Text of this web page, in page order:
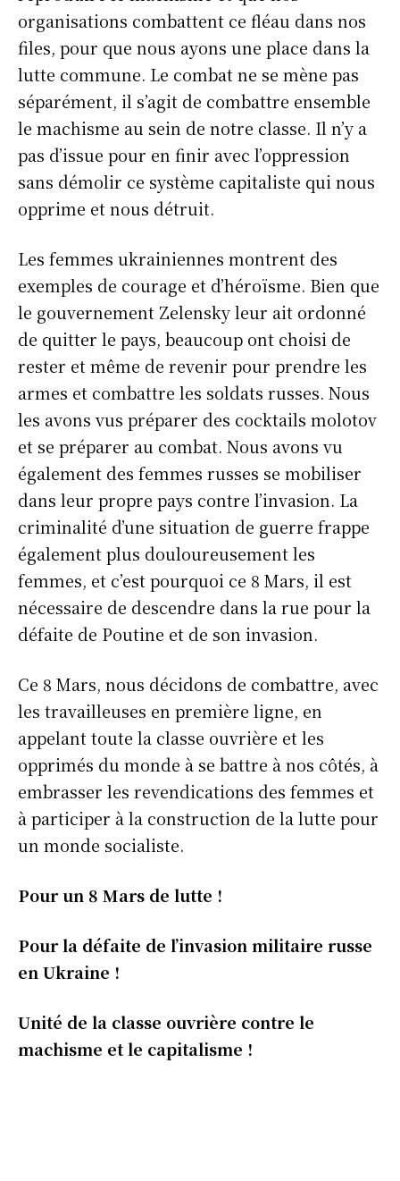
organisations combattent ce fléau dans nos
files, pour que nous ayons une place dans la
lutte commune. Le combat ne se mène pas
séparément, il s’agit de combattre ensemble
le machisme au sein de notre classe. Il n’y a
pas d’issue pour en finir avec l’oppression
sans démolir ce système capitaliste qui nous
opprime et nous détruit.
Les femmes ukrainiennes montrent des
exemples de courage et d’héroïsme. Bien que
le gouvernement Zelensky leur ait ordonné
de quitter le pays, beaucoup ont choisi de
rester et même de revenir pour prendre les
armes et combattre les soldats russes. Nous
les avons vus préparer des cocktails molotov
et se préparer au combat. Nous avons vu
également des femmes russes se mobiliser
dans leur propre pays contre l’invasion. La
criminalité d’une situation de guerre frappe
également plus douloureusement les
femmes, et c’est pourquoi ce 8 Mars, il est
nécessaire de descendre dans la rue pour la
défaite de Poutine et de son invasion.
Ce 8 Mars, nous décidons de combattre, avec
les travailleuses en première ligne, en
appelant toute la classe ouvrière et les
opprimés du monde à se battre à nos côtés, à
embrasser les revendications des femmes et
à participer à la construction de la lutte pour
un monde socialiste.
Pour un 8 Mars de lutte !
Pour la défaite de l’invasion militaire russe
en Ukraine !
Unité de la classe ouvrière contre le
machisme et le capitalisme !